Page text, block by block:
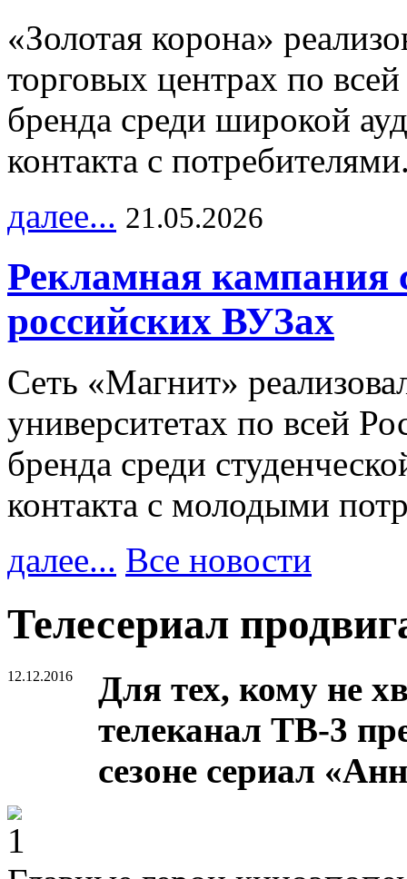
«Золотая корона»
торговых центрах по
бренда среди широкой
контакта с
далее... 21.05.2026
Рекламная кампания
российских ВУЗах
Сеть «Магнит»
университетах по всей
бренда среди
контакта с молодыми
далее... Все новости
Телесериал
12.12.2016
Для тех, кому не
телеканал ТВ-3
сезоне сериал